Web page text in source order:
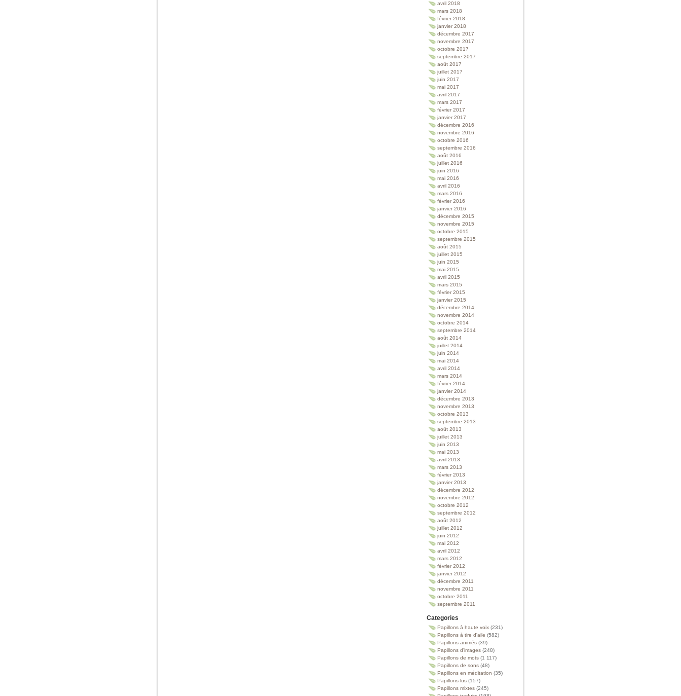
avril 2018
mars 2018
février 2018
janvier 2018
décembre 2017
novembre 2017
octobre 2017
septembre 2017
août 2017
juillet 2017
juin 2017
mai 2017
avril 2017
mars 2017
février 2017
janvier 2017
décembre 2016
novembre 2016
octobre 2016
septembre 2016
août 2016
juillet 2016
juin 2016
mai 2016
avril 2016
mars 2016
février 2016
janvier 2016
décembre 2015
novembre 2015
octobre 2015
septembre 2015
août 2015
juillet 2015
juin 2015
mai 2015
avril 2015
mars 2015
février 2015
janvier 2015
décembre 2014
novembre 2014
octobre 2014
septembre 2014
août 2014
juillet 2014
juin 2014
mai 2014
avril 2014
mars 2014
février 2014
janvier 2014
décembre 2013
novembre 2013
octobre 2013
septembre 2013
août 2013
juillet 2013
juin 2013
mai 2013
avril 2013
mars 2013
février 2013
janvier 2013
décembre 2012
novembre 2012
octobre 2012
septembre 2012
août 2012
juillet 2012
juin 2012
mai 2012
avril 2012
mars 2012
février 2012
janvier 2012
décembre 2011
novembre 2011
octobre 2011
septembre 2011
Categories
Papillons à haute voix (231)
Papillons à tire d'aile (582)
Papillons animés (39)
Papillons d'images (248)
Papillons de mots (1 117)
Papillons de sons (48)
Papillons en méditation (35)
Papillons lus (157)
Papillons mixtes (245)